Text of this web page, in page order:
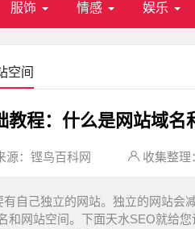
服饰 情感 娱乐
空间
教程：什么是网站域名
源： 铿鸟百科网 收集整理
自己独立的网站。独立的网站会
和网站空间。下面天水SEO就给